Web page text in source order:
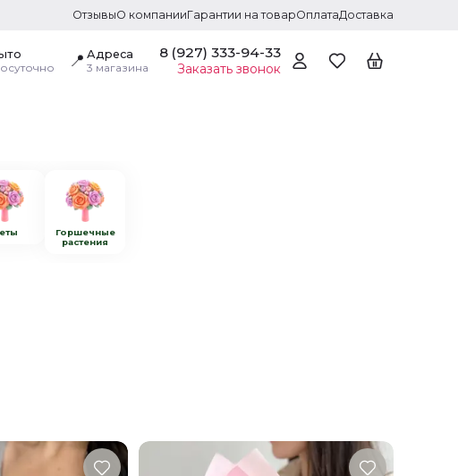
ОтзывыО компанииГарантии на товарОплатаДоставка
📍 Адреса
3 магазина
8 (927) 333-94-33
Заказать звонок
Горшечные
растения